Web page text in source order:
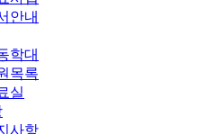
안내
학대
목록
실
사항